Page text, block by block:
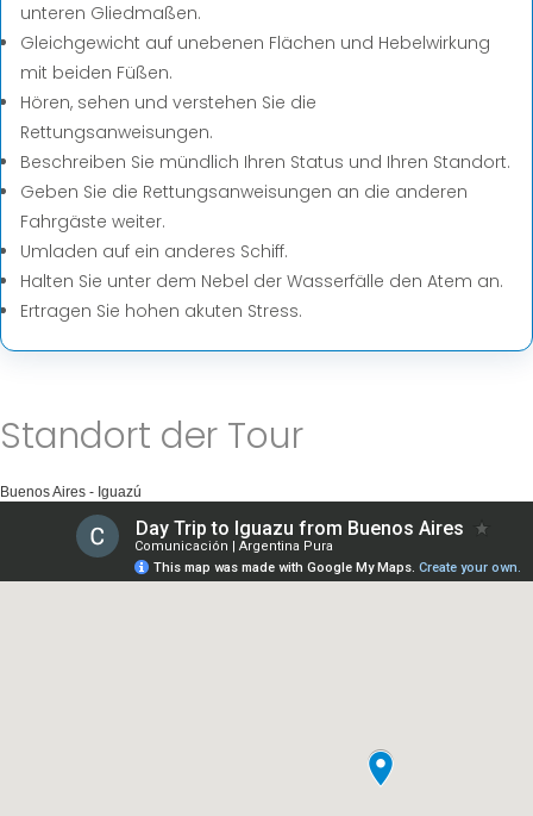
unteren Gliedmaßen.
Gleichgewicht auf unebenen Flächen und Hebelwirkung
mit beiden Füßen.
Hören, sehen und verstehen Sie die
Rettungsanweisungen.
Beschreiben Sie mündlich Ihren Status und Ihren Standort.
Geben Sie die Rettungsanweisungen an die anderen
Fahrgäste weiter.
Umladen auf ein anderes Schiff.
Halten Sie unter dem Nebel der Wasserfälle den Atem an.
Ertragen Sie hohen akuten Stress.
Standort der Tour
Buenos Aires - Iguazú